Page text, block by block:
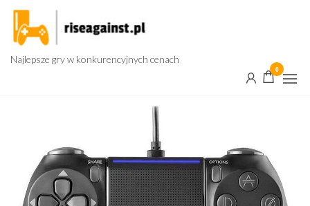
Przejdź
treści
Najlepsze gry w konkurencyjnych cenach
0